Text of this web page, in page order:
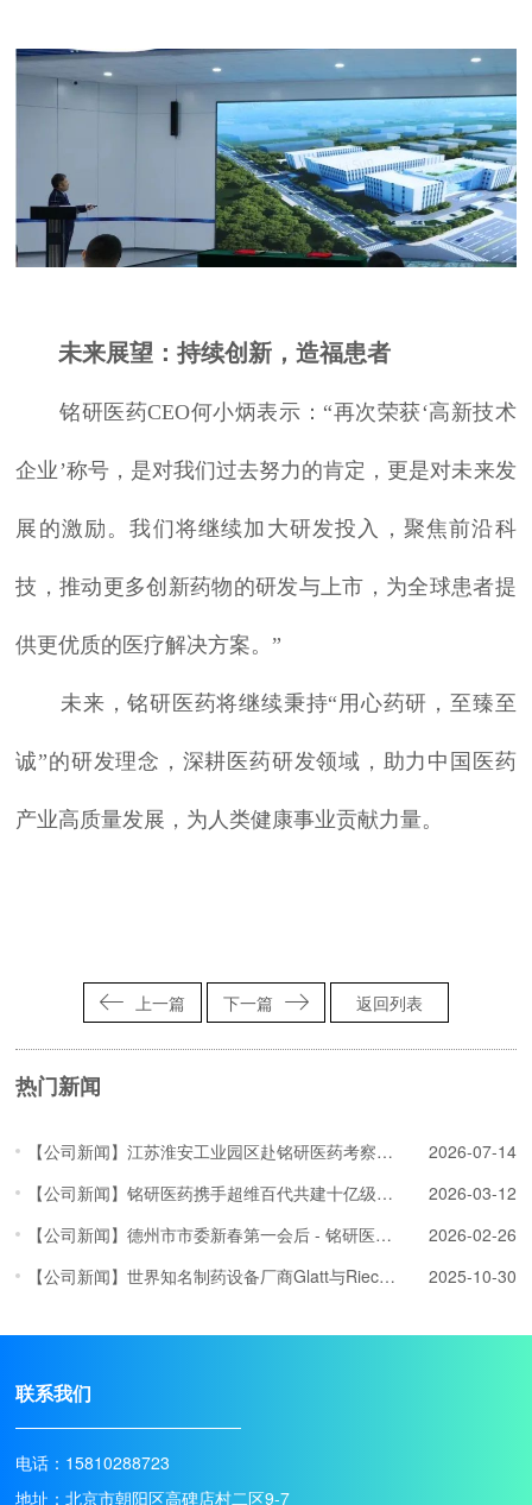
未来展望：持续创新，造福患者
铭研医药CEO何小炳表示：“再次荣获‘高新技术
企业’称号，是对我们过去努力的肯定，更是对未来发
展的激励。我们将继续加大研发投入，聚焦前沿科
技，推动更多创新药物的研发与上市，为全球患者提
供更优质的医疗解决方案。”
未来，铭研医药将继续秉持“用心药研，至臻至
诚”的研发理念，深耕医药研发领域，助力中国医药
产业高质量发展，为人类健康事业贡献力量。
上一篇 下一篇 返回列表
热门新闻
【公司新闻】江苏淮安工业园区赴铭研医药考察交流，深化多肽原料药项目对接
2026-07-14
【公司新闻】铭研医药携手超维百代共建十亿级AI药物研发算力平台
2026-03-12
【公司新闻】德州市市委新春第一会后 - 铭研医药赴乐陵开展项目深化洽谈
2026-02-26
【公司新闻】世界知名制药设备厂商Glatt与Rieckmann技术专家访问铭研医药
2025-10-30
联系我们
电话：15810288723
地址：北京市朝阳区高碑店村二区9-7